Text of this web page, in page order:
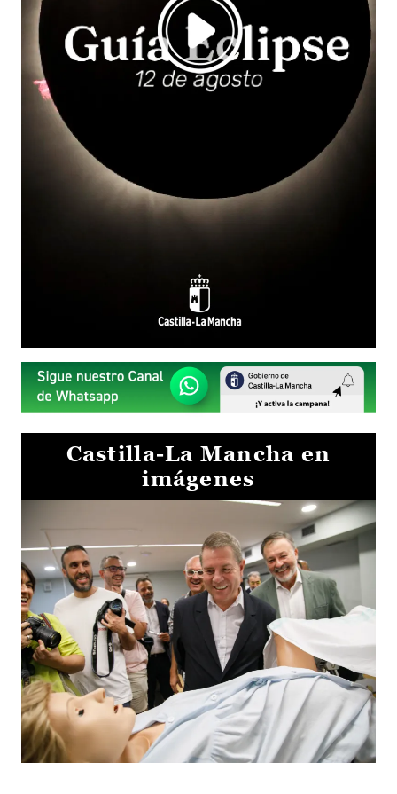
Castilla-La Mancha en
imágenes